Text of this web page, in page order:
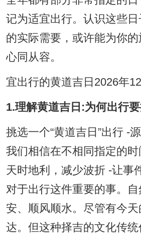
记为适宜出行。认识这些
的实际需要，或许能为你
心同从容。
宜出行的黄道吉日2026年12
1.理解黄道吉日:为何出行要
挑选一个“黄道吉日”出行 -
我们相信在不相同指定的时
天时地利，减少波折 -让事
对于出行这件重要的事。
安、顺风顺水。尽管有今
达。但这种择吉的文化传